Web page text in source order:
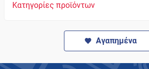
Κατηγορίες προϊόντων
Αγαπημένα